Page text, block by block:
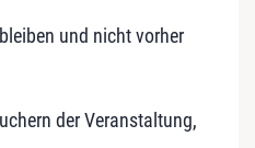
und nicht vorher
der Veranstaltung,